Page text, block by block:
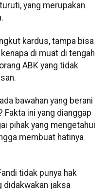
yang merupakan
kardus, tampa bisa
di muat di tengah
ABK yang tidak
bawahan yang berani
Fakta ini yang dianggap
pihak yang mengetahui
membuat hatinya
tidak punya hak
didakwakan jaksa